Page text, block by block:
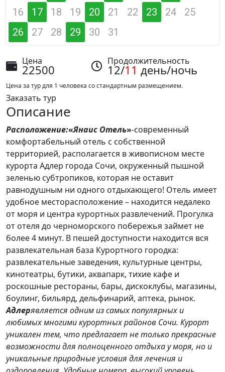
16 17 18 19 20 21 22 23 24
25
26
27 28 29 30 31
Цена
22500
Продолжительность
12/11 день/ночь
Цена за тур для 1 человека со стандартным размещением.
Заказать тур
Описание
Расположение:«Янаис Отель»-современный
комфортабельный отель с собственной
территорией, располагается в живописном месте
курорта Адлер города Сочи, окруженный пышной
зеленью субтропиков, которая не оставит
равнодушным ни одного отдыхающего! Отель имеет
удобное месторасположение – находится недалеко
от моря и центра курортных развлечений. Прогулка
от отеля до черноморского побережья займет не
более 4 минут. В пешей доступности находится вся
развлекательная база Курортного городка:
развлекательные заведения, культурные центры,
кинотеатры, бутики, аквапарк, тихие кафе и
роскошные рестораны, бары, дискоклубы, магазины,
боулинг, бильярд, дельфинарий, аптека, рынок.
Адлерявляется одним из самых популярных и
любимых многими курортных районов Сочи. Курорт
уникален тем, что предлагает не только прекрасные
возможности для полноценного отдыха у моря, но и
уникальные природные условия для лечения и